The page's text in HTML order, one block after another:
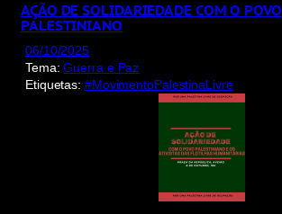
AÇÃO DE SOLIDARIEDADE COM O POVO
PALESTINIANO
06/10/2025
Tema:Guerra e Paz
Etiquetas: #MovimentoPalestinaLivre